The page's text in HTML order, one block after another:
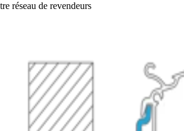
réseau de revendeurs